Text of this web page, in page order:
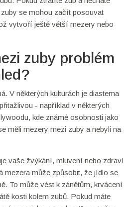
se mohou začít posouvat
vytvoří ještě větší mezery nebo
zuby problém
V některých kulturách je diastema
- například v některých
kde známé osobnosti jako
měli mezery mezi zuby a nebyli na
vaše žvýkání, mluvení nebo zdraví
mezera může způsobit, že jídlo se
To může vést k zánětům, krvácení
kosti kolem zubů. Pokud máte